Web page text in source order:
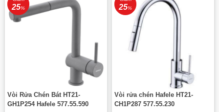
25%
Vòi Rửa Chén Bát HT21-
GH1P254 Hafele 577.55.590
25%
Vòi rửa chén Hafele HT21-
CH1P287 577.55.230